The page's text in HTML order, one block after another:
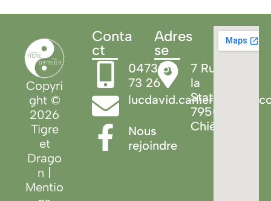
Copyri
ght ©
2026
Tigre
et
Drago
n |
Mentio
Conta
ct
0473/50
73 26
Nous
rejoindre
Adres
se
7 Rue de
la
Station
7950
Chièvres